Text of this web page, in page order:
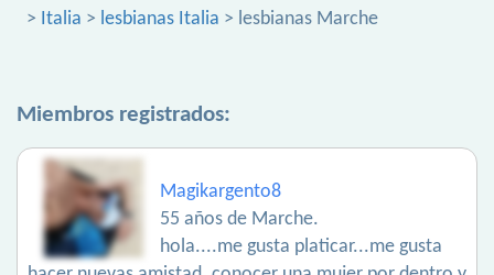
> Italia > lesbianas Italia > lesbianas Marche
Miembros registrados:
Magikargento8
55 años de Marche.
hola....me gusta platicar...me gusta